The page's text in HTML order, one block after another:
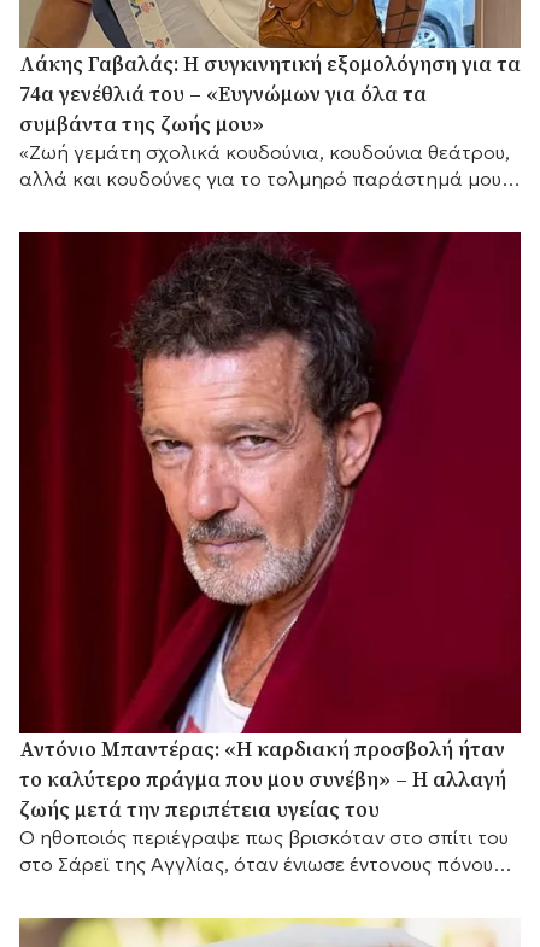
Λάκης Γαβαλάς: Η συγκινητική εξομολόγηση για τα
74α γενέθλιά του – «Ευγνώμων για όλα τα
συμβάντα της ζωής μου»
«Ζωή γεμάτη σχολικά κουδούνια, κουδούνια θεάτρου,
αλλά και κουδούνες για το τολμηρό παράστημά μου»,
Αντόνιο Μπαντέρας: «Η καρδιακή προσβολή ήταν
το καλύτερο πράγμα που μου συνέβη» – Η αλλαγή
ζωής μετά την περιπέτεια υγείας του
Ο ηθοποιός περιέγραψε πως βρισκόταν στο σπίτι του
στο Σάρεϊ της Αγγλίας, όταν ένιωσε έντονους πόνους